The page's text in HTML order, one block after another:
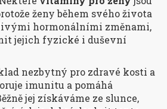
ženy během svého života
hormonálními změnami,
jejich fyzické i duševní
nezbytný pro zdravé kosti a
imunitu a pomáhá
jej získáváme ze slunce,